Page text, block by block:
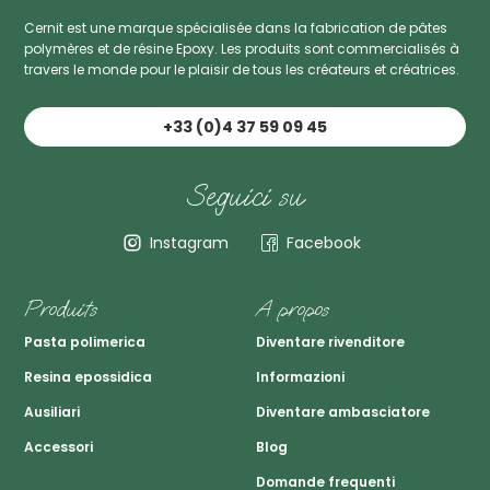
Cernit est une marque spécialisée dans la fabrication de pâtes
polymères et de résine Epoxy. Les produits sont commercialisés à
travers le monde pour le plaisir de tous les créateurs et créatrices.
+33 (0)4 37 59 09 45
Seguici su
Instagram Facebook
Produits
Pasta polimerica
Resina epossidica
Ausiliari
Accessori
A propos
Diventare rivenditore
Informazioni
Diventare ambasciatore
Blog
Domande frequenti